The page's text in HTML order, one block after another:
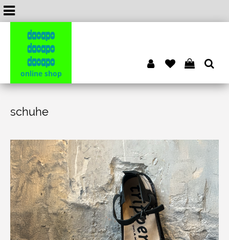
dacapo
dacapo
dacapo
online shop
schuhe